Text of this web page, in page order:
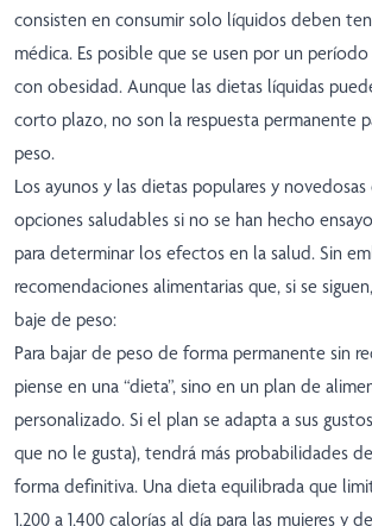
consisten en consumir solo líquidos deben
médica. Es posible que se usen por un
con obesidad. Aunque las dietas líquidas
corto plazo, no son la respuesta permanente
peso.
Los ayunos y las dietas populares y novedosas
opciones saludables si no se han hecho
para determinar los efectos en la salud. Sin
recomendaciones alimentarias que, si se
baje de peso:
Para bajar de peso de forma permanente sin
piense en una “dieta”, sino en un plan de
personalizado. Si el plan se adapta a sus
que no le gusta), tendrá más probabilidades
forma definitiva. Una dieta equilibrada que
1,200 a 1,400 calorías al día para las mujeres y